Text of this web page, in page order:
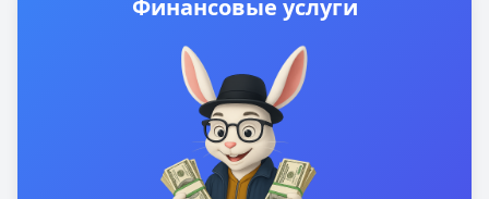
финансовое решение для вашего бизнеса.
Финансовые услуги